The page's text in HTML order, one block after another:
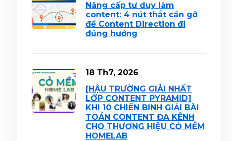
Nâng cấp tư duy làm
content: 4 nút thắt cần gỡ
để Content Direction đi
đúng hướng
18 Th7, 2026
[HẬU TRƯỜNG GIẢI NHẤT
LỚP CONTENT PYRAMID]
KHI 10 CHIẾN BINH GIẢI BÀI
TOÁN CONTENT ĐA KÊNH
CHO THƯƠNG HIỆU CỎ MỀM
HOMELAB